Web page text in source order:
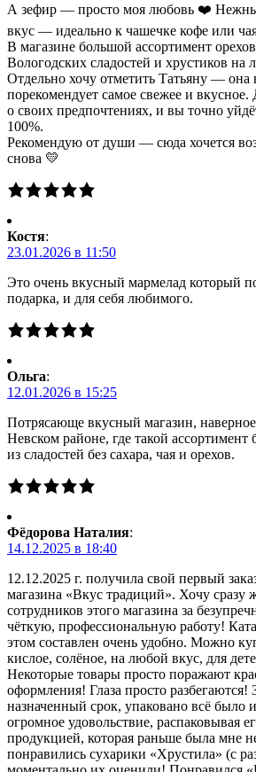
А зефир — просто моя любовь ❤️
вкус — идеально к чашечке кофе или
В магазине большой ассортимент
Вологодских сладостей и хрустиков на
Отдельно хочу отметить Татьяну — она
порекомендует самое свежее и вкусное.
о своих предпочтениях, и вы точно
100%.
Рекомендую от души — сюда хочется
снова 💛
Костя:
23.01.2026 в 11:50
Это очень вкусный мармелад который
подарка, и для себя любимого.
Ольга:
12.01.2026 в 15:25
Потрясающе вкусный магазин,
Невском районе, где такой
из сладостей без сахара, чая и орехов.
Фёдорова Наталия:
14.12.2025 в 18:40
12.12.2025 г. получила свой первый
магазина «Вкус традиций». Хочу сразу
сотрудников этого магазина за
чёткую, профессиональную работу!
этом составлен очень удобно. Можно
кислое, солёное, на любой вкус, для
Некоторые товары просто поражают
оформления! Глаза просто разбегаются!
назначенный срок, упаковано всё было
огромное удовольствие, распаковывая
продукцией, которая раньше была мне
понравились сухарики «Хрустила» (с